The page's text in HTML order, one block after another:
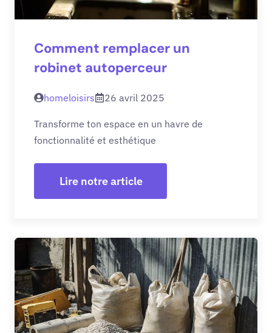
Comment remplacer un
robinet autoperceur
homeloisirs 26 avril 2025
Transforme ton espace en un havre de
fonctionnalité et esthétique
Lire notre article